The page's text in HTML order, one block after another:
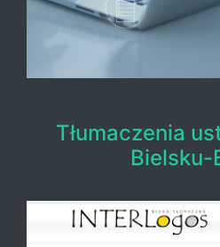
Tłumaczenia
Bielsku-